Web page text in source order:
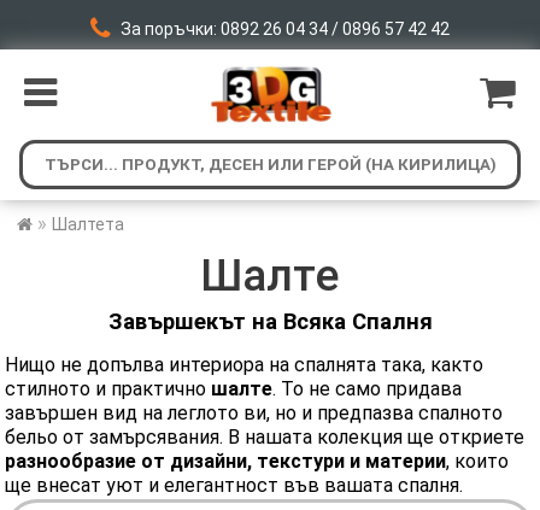
За поръчки: 0892 26 04 34 / 0896 57 42 42
» Шалтета
Шалте
Завършекът на Всяка Спалня
Нищо не допълва интериора на спалнята така, както
стилното и практично шалте. То не само придава
завършен вид на леглото ви, но и предпазва спалното
бельо от замърсявания. В нашата колекция ще откриете
разнообразие от дизайни, текстури и материи, които
ще внесат уют и елегантност във вашата спалня.